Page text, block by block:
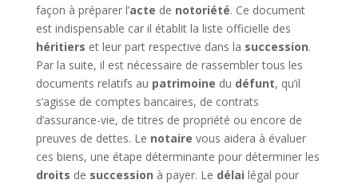
façon à préparer l’acte de notoriété. Ce document
est indispensable car il établit la liste officielle des
héritiers et leur part respective dans la succession.
Par la suite, il est nécessaire de rassembler tous les
documents relatifs au patrimoine du défunt, qu’il
s’agisse de comptes bancaires, de contrats
d’assurance-vie, de titres de propriété ou encore de
preuves de dettes. Le notaire vous aidera à évaluer
ces biens, une étape déterminante pour déterminer les
droits de succession à payer. Le délai légal pour